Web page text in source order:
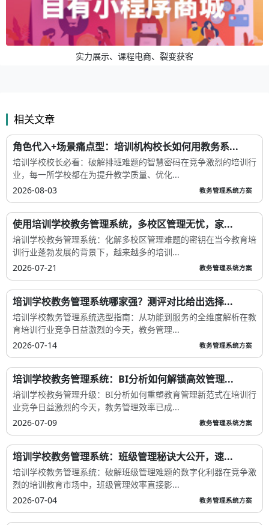
实力展示、课程电商、裂变获客
相关文章
角色代入+场景痛点型：培训机构校长如何用教务系...
培训学校校长必看：破解排班难题的智慧密码在竞争激烈的培训行
业，每一所学校都在为提升教学质量、优化...
2026-08-03
教务管理系统方案
使用培训学校教务管理系统，多校区管理无忧，家...
培训学校教务管理系统：化解多校区管理难题的密钥在当今教育培
训行业蓬勃发展的背景下，越来越多的培训...
2026-07-21
教务管理系统方案
培训学校教务管理系统哪家强？测评对比给出选择...
培训学校教务管理系统选型指南：从功能到服务的全维度解析在教
育培训行业竞争日益激烈的今天，教务管理...
2026-07-14
教务管理系统方案
培训学校教务管理系统：BI分析如何解锁高效管理...
培训学校教务管理升级：BI分析如何重塑教育管理新范式在培训行
业竞争日益激烈的今天，教务管理效率已成...
2026-07-09
教务管理系统方案
培训学校教务管理系统：班级管理秘诀大公开，速...
培训学校教务管理系统：破解班级管理难题的数字化利器在竞争激
烈的培训教育市场中，班级管理效率直接影...
2026-07-04
教务管理系统方案